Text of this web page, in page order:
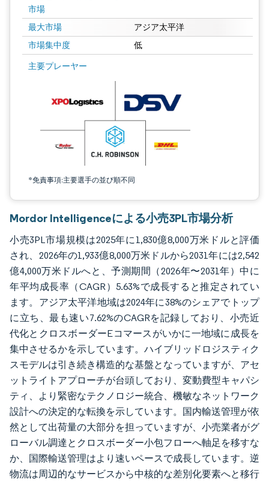
市場
最大市場 アジア太平洋
市場集中度 低
主要プレーヤー
*免責事項:主要選手の並び順不同
画像 © Mordor Intelligence。再利用にはCC BY 4.0の表示が必要です。
Mordor Intelligenceによる小売3PL市場分析
小売3PL市場規模は2025年に1,830億8,000万米ドルと評価
され、2026年の1,933億8,000万米ドルから2031年には2,542
億4,000万米ドルへと、予測期間（2026年〜2031年）中に
年平均成長率（CAGR）5.63%で成長すると推定されてい
ます。アジア太平洋地域は2024年に38%のシェアでトップ
に立ち、最も速い7.62%のCAGRを記録しており、小売近
代化とクロスボーダーEコマースがいかに一地域に成長を
集中させるかを示しています。ハイブリッドロジスティク
スモデルは引き続き構造的な基盤となっていますが、アセ
ットライトアプローチが台頭しており、変動費型キャパシ
ティ、より緊密なテクノロジー統合、機敏なネットワーク
設計への決定的な転換を示しています。国内輸送管理が依
然として出荷量の大部分を担っていますが、小売業者がグ
ローバル調達とクロスボーダー小包フローへ軸足を移すな
か、国際輸送管理はより速いペースで成長しています。逆
物流は周辺的なサービスから中核的な差別化要素へと移行